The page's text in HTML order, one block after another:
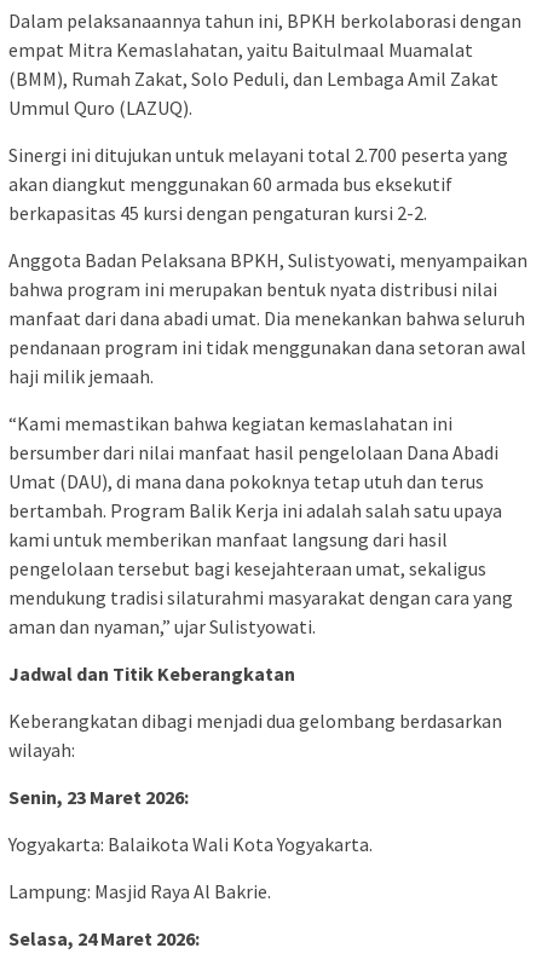
Dalam pelaksanaannya tahun ini, BPKH berkolaborasi dengan
empat Mitra Kemaslahatan, yaitu Baitulmaal Muamalat
(BMM), Rumah Zakat, Solo Peduli, dan Lembaga Amil Zakat
Ummul Quro (LAZUQ).
Sinergi ini ditujukan untuk melayani total 2.700 peserta yang
akan diangkut menggunakan 60 armada bus eksekutif
berkapasitas 45 kursi dengan pengaturan kursi 2-2.
Anggota Badan Pelaksana BPKH, Sulistyowati, menyampaikan
bahwa program ini merupakan bentuk nyata distribusi nilai
manfaat dari dana abadi umat. Dia menekankan bahwa seluruh
pendanaan program ini tidak menggunakan dana setoran awal
haji milik jemaah.
“Kami memastikan bahwa kegiatan kemaslahatan ini
bersumber dari nilai manfaat hasil pengelolaan Dana Abadi
Umat (DAU), di mana dana pokoknya tetap utuh dan terus
bertambah. Program Balik Kerja ini adalah salah satu upaya
kami untuk memberikan manfaat langsung dari hasil
pengelolaan tersebut bagi kesejahteraan umat, sekaligus
mendukung tradisi silaturahmi masyarakat dengan cara yang
aman dan nyaman,” ujar Sulistyowati.
Jadwal dan Titik Keberangkatan
Keberangkatan dibagi menjadi dua gelombang berdasarkan
wilayah:
Senin, 23 Maret 2026:
Yogyakarta: Balaikota Wali Kota Yogyakarta.
Lampung: Masjid Raya Al Bakrie.
Selasa, 24 Maret 2026: